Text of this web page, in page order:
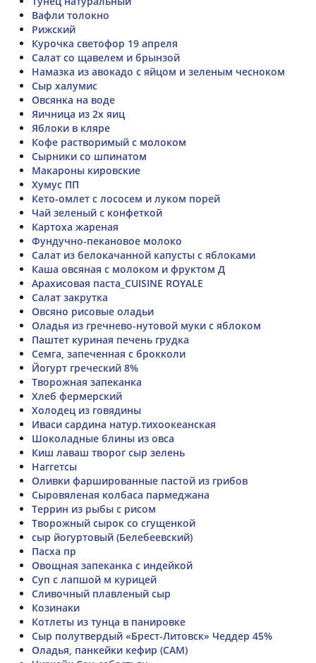
Вафли толокно
Рижский
Курочка светофор 19 апреля
Салат со щавелем и брынзой
Намазка из авокадо с яйцом и зеленым чесноком
Сыр халумис
Овсянка на воде
Яичница из 2х яиц
Яблоки в кляре
Кофе растворимый с молоком
Сырники со шпинатом
Макароны кировские
Хумус ПП
Кето-омлет с лососем и луком порей
Чай зеленый с конфеткой
Картоха жареная
Фундучно-пекановое молоко
Салат из белокачанной капусты с яблоками
Каша овсяная с молоком и фруктом Д
Арахисовая паста_CUISINE ROYALE
Салат закрутка
Овсяно рисовые оладьи
Оладья из гречнево-нутовой муки с яблоком
Паштет куриная печень грудка
Семга, запеченная с брокколи
Йогурт греческий 8%
Творожная запеканка
Хлеб фермерский
Холодец из говядины
Иваси сардина натур.тихоокеанская
Шоколадные блины из овса
Киш лаваш творог сыр зелень
Наггетсы
Оливки фаршированные пастой из грибов
Сыровяленая колбаса пармеджана
Террин из рыбы с рисом
Творожный сырок со сгущенкой
сыр йогуртовый (Белебеевский)
Пасха пр
Овощная запеканка с индейкой
Суп с лапшой м курицей
Сливочный плавленый сыр
Козинаки
Котлеты из тунца в панировке
Сыр полутвердый «Брест-Литовск» Чеддер 45%
Оладья, панкейки кефир (САМ)